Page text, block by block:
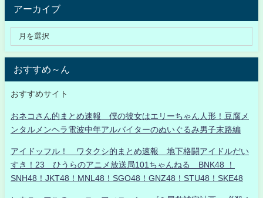
アーカイブ
おすすめ～ん
おすすめサイト
おネコさん的まとめ速報 僕の彼女はエリーちゃん人形！豆腐メ
ンタルメンヘラ電波中年アルバイターのぬいぐるみ男子末路編
アイドッフル！ ワタクシ的まとめ速報 地下格闘アイドルだい
すき！23 ひうらのアニメ放送局101ちゃんねる BNK48 ！
SNH48！JKT48！MNL48！SGO48！GNZ48！STU48！SKE48